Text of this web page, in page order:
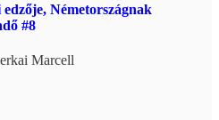
Németországnak
#8
Marcell